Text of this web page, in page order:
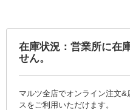
在庫状況：営業所に在
せん。
マルツ全店でオンライン注文&
スをご利用いただけます。